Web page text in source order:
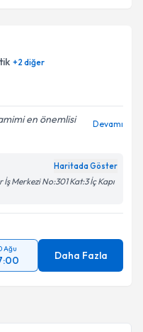
+2 diğer
en önemlisi
Devamı
Haritada Göster
Merkezi No:301 Kat:3 İç Kapı
Ağu
Daha Fazla